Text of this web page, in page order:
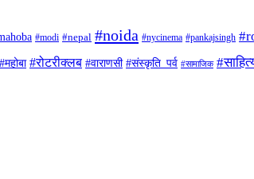
#modi #nepal #noida #nycinema #pankajsingh
#महोबा #रोटरीक्लब #वाराणसी #संस्कृति_पर्व #सामाजिक